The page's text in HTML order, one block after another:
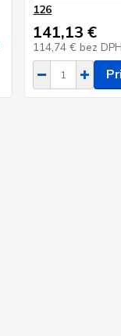
126
141,13 €
114,74 € bez DPH